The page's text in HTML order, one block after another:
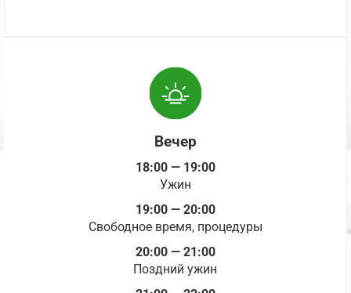
Вечер
18:00 — 19:00
Ужин
19:00 — 20:00
Свободное время, процедуры
20:00 — 21:00
Поздний ужин